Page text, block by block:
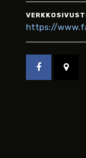
https://